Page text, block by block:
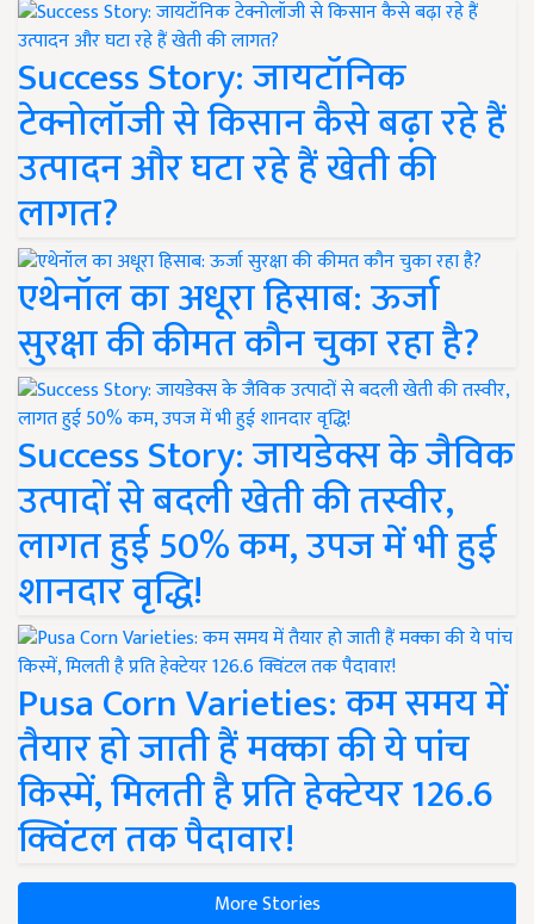
Success Story: जायटॉनिक
टेक्नोलॉजी से किसान कैसे बढ़ा रहे हैं
उत्पादन और घटा रहे हैं खेती की
लागत?
एथेनॉल का अधूरा हिसाब: ऊर्जा
सुरक्षा की कीमत कौन चुका रहा है?
Success Story: जायडेक्स के जैविक
उत्पादों से बदली खेती की तस्वीर,
लागत हुई 50% कम, उपज में भी हुई
शानदार वृद्धि!
Pusa Corn Varieties: कम समय में
तैयार हो जाती हैं मक्का की ये पांच
किस्में, मिलती है प्रति हेक्टेयर 126.6
क्विंटल तक पैदावार!
More Stories